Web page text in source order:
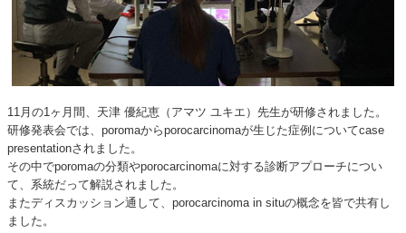
11月の1ヶ月間、天津 優紀恵（アマツ ユキエ）先生が研修されました。
研修発表会では、poromaからporocarcinomaが生じた症例についてcase
presentationされました。
その中でporomaの分類やporocarcinomaに対する診断アプローチについ
て、系統だって解説されました。
またディスカッション通して、porocarcinoma in situの概念を皆で共有し
ました。